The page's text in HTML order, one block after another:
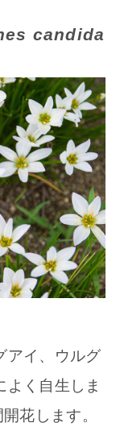
candida
アイ、ウルグ
よく自生しま
花します。